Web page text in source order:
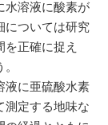
水溶液に酸素が
については研究
正確に捉え
液に亜硫酸水素
測定する地味な